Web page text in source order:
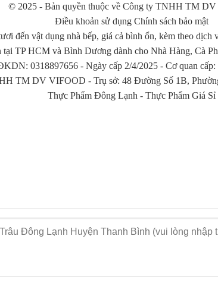
nhà cung cấp uy tín, có đầy đủ chứng nhận về
độ tươi, mềm, ngon và hàm lượng dinh
hiệu quả kinh doanh.
nhanh chóng và chính xác.
ngon giá rẻ - Vào Bếp có mặt tại 64 Tỉnh/
© 2025 - Bản quyền thuộc về Công ty TNHH TM
Điều khoản sử dụng Chính sách bảo mật
đến vật dụng nhà bếp, giá cả bình ổn, kèm theo
TP HCM và Bình Dương dành cho Nhà Hàng, Cà
0318897656 - Ngày cấp 2/4/2025 - Cơ quan
TM DV VIFOOD - Trụ sở: 48 Đường Số 1B,
Thực Phẩm Đông Lạnh - Thực Phẩm Giá Sỉ